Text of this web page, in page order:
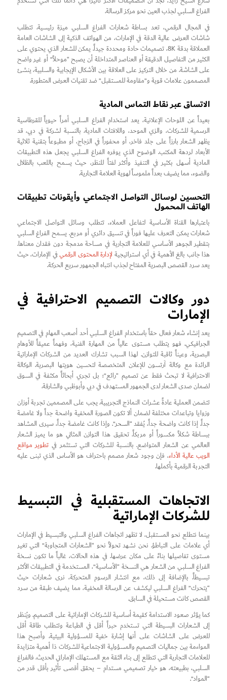
الفراغ السلبي لجذب العين نحو مركز الرسالة.
في المجال الرقمي، تعد بساطة شعارات الفراغ السلبي ميزة رئيسية. تتطلب
شاشات العرض عالية الدقة في الإمارات، من الهواتف الذكية إلى الشاشات العامة
العملاقة بدقة 8K، تصميمات حادة ومحددة جيداً. يمكن للشعار الذي يحتوي على
الكثير من التفاصيل الدقيقة أو العناصر المتداخلة أن يصبح “موحلاً” أو غير واضح
على الشاشة. من خلال التركيز على العلاقة بين الأشكال الإيجابية والسلبية، ينشئ
المصممون علامات قوية و”مقاومة للمستقبل” ضد تقنيات العرض المتطورة.
الاتساق عبر نقاط التماس المادية
بعيداً عن اللوحات الإعلانية، يعد استخدام الفراغ السلبي أمراً حيوياً للقرطاسية
الرسمية للشركات، والزي الموحد، واللافتات المادية. بالنسبة لشركة في دبي، قد
يظهر الشعار بارزاً على جلد فاخر، أو محفوراً في الزجاج، أو مطبوعاً بتقنية ثلاثية
الأبعاد لردهة المكتب. الوضوح الذي يوفره الفراغ السلبي يجعل هذه التطبيقات
المادية أسهل بكثير في التنفيذ وأكثر لفتاً للنظر، حيث يسمح باللعب بالظلال
والضوء، مما يضيف بعداً ملموساً لهوية العلامة التجارية.
التحسين لوسائل التواصل الاجتماعي وأيقونات تطبيقات
الهاتف المحمول
باعتبارها القناة الأساسية لتفاعل العملاء، تتطلب وسائل التواصل الاجتماعي
شعارات يمكن التعرف عليها فوراً في تنسيق دائري أو مربع. يسمح الفراغ السلبي
بتقطير الجوهر الأساسي للعلامة التجارية في مساحة مدمجة دون فقدان معناها.
هذا جانب بالغ الأهمية في أي استراتيجية لإدارة المحتوى الرقميفي الإمارات، حيث
يعد سرد القصص البصرية المفتاح لجذب انتباه الجمهور سريع الحركة.
دور وكالات التصميم الاحترافية في
الإمارات
يعد إنشاء شعار فعال حقاً باستخدام الفراغ السلبي أحد أصعب المهام في التصميم
الجرافيكي. فهو يتطلب مستوى عالياً من المهارة الفنية، وفهماً عميقاً للأوهام
البصرية، وعيناً ثاقبة للتوازن. لهذا السبب تشارك العديد من الشركات الإماراتية
الرائدة مع وكالة آرتسون للإعلان المتخصصة لتحسين هويتها البصرية. الوكالة
الاحترافية لا تبحث فقط عن تصميم “رائع”؛ بل تجري أبحاثاً مكثفة في السوق
لضمان صدى الشعار لدى الجمهور المستهدف في دبي وأبوظبي والشارقة.
تتضمن العملية عادةً عشرات النماذج التجريبية. يجب على المصممين تجربة أوزان
وزوايا وتباعدات مختلفة لضمان ألا تكون الصورة المخفية واضحة جداً ولا غامضة
جداً. إذا كانت واضحة جداً، يُفقد “السحر”. وإذا كانت غامضة جداً، سيرى المشاهد
ببساطة شكلاً مكسوراً أو مربكاً. تحقيق هذا التوازن المثالي هو ما يميز الشعار
العالمي عن الشعار المتواضع. بالنسبة للشركات التي تستثمر في تطوير مواقع
الويب عالية الأداء، فإن وجود شعار مصمم باحتراف هو الأساس الذي تبنى عليه
التجربة الرقمية بأكملها.
الاتجاهات المستقبلية في التبسيط
للشركات الإماراتية
بينما نتطلع نحو المستقبل، لا تظهر اتجاهات الفراغ السلبي والتبسيط في الإمارات
أي علامات على التباطؤ. نحن نشهد تحولاً نحو “الشعارات المتجاوبة” التي تغير
مستوى تفاصيلها بناءً على مكان عرضها. في هذه الحالات، غالباً ما تكون نسخة
الفراغ السلبي من الشعار هي النسخة “الأساسية”، المستخدمة في التطبيقات الأكثر
تبسيطاً. بالإضافة إلى ذلك، مع انتشار الرسوم المتحركة، نرى شعارات حيث
“يتحرك” الفراغ السلبي ليكشف عن الرسالة المخفية، مما يضيف طبقة من سرد
القصص كانت مستحيلة في السابق.
كما يؤثر صعود الاستدامة كقيمة أساسية للشركات الإماراتية على التصميم. ويُنظر
إلى الشعارات البسيطة التي تستخدم حبراً أقل في الطباعة وتتطلب طاقة أقل
للعرض على الشاشات على أنها إشارة خفية للمسؤولية البيئية. وأصبح هذا
المواءمة بين جماليات التصميم والمسؤولية الاجتماعية للشركات ذا أهمية متزايدة
للعلامات التجارية التي تتطلع إلى بناء الثقة مع المستهلك الإماراتي الحديث. فالفراغ
السلبي، بطبيعته، هو خيار تصميمي مستدام – يحقق أقصى تأثير بأقل قدر من
“المواد”.